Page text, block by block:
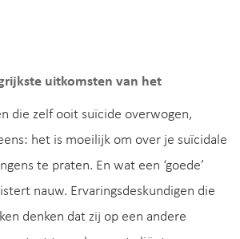
uitkomsten van het
die zelf ooit suïcide overwogen,
het is moeilijk om over je suïcidale
te praten. En wat een ‘goede’
nauw. Ervaringsdeskundigen die
denken dat zij op een andere